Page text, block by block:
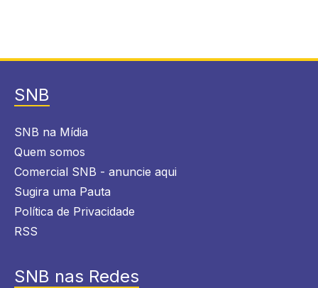
SNB
SNB na Mídia
Quem somos
Comercial SNB - anuncie aqui
Sugira uma Pauta
Política de Privacidade
RSS
SNB nas Redes